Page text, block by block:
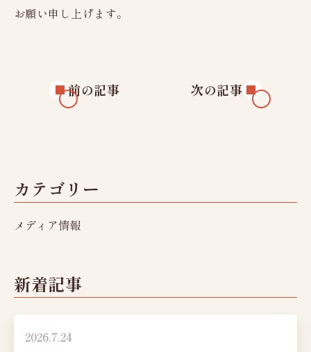
定期健康診断Cコース
健康診断オプション検査
女性のお客様へ
かしこく受診
料金のご案内
健診日カレンダー
法人ご担当者様へ
お願い申し上げます。
前の記事 次の記事
カテゴリー
メディア情報
新着記事
2026.7.24